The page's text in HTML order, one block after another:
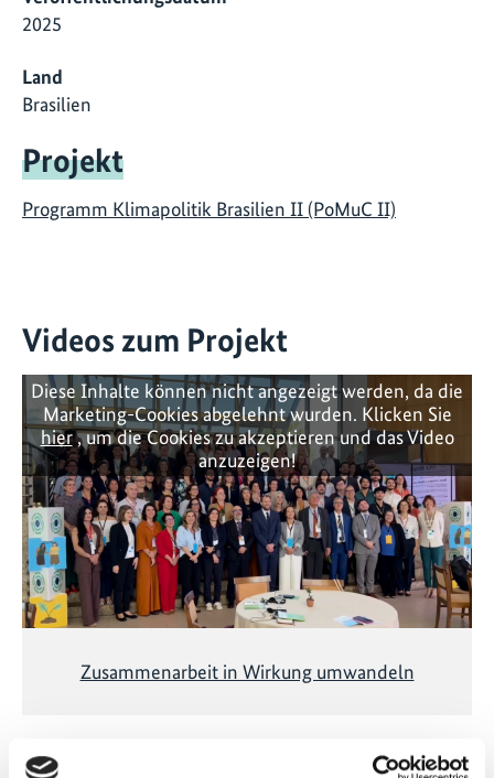
2025
Land
Brasilien
Projekt
Programm Klimapolitik Brasilien II (PoMuC II)
Videos zum Projekt
Diese Inhalte können nicht angezeigt werden, da die
Marketing-Cookies abgelehnt wurden. Klicken Sie
hier, um die Cookies zu akzeptieren und das Video
anzuzeigen!
Zusammenarbeit in Wirkung umwandeln